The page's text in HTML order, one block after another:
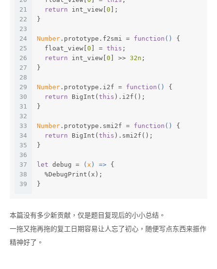
21
22
23
24
25
26
27
28
29
30
31
32
33
34
35
36
37
38
39
return int_view[ 0 ];
}
Number .prototype.f2smi = function ( ) {
  float_view[
0 ] = this ;
return int_view[ 0 ] >> 32n ;
}
Number .prototype.i2f = function ( ) {
return BigInt( this ).i2f();
}
Number .prototype.smi2f = function ( ) {
return BigInt( this ).smi2f();
}
let debug = ( x ) => {
  %DebugPrint(x);
}
本篇没有多少新贡献，仅是题目复现后的小小总结。
一拖又拖再拖的复工日期容易让人忘了初心，随便写点东西来振作
精神好了。